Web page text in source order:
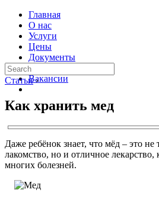
Главная
О нас
Услуги
Цены
Документы
Контакты
Вакансии
Статьи ›
Как хранить мед
Даже ребёнок знает, что мёд – это не
лакомство, но и отличное лекарство,
многих болезней.